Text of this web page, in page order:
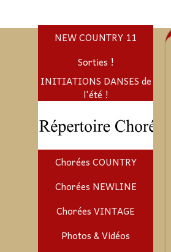
NEW COUNTRY 11
Sorties !
INITIATIONS DANSES de
l'été !
Chorées COUNTRY
Chorées NEWLINE
Chorées VINTAGE
Photos & Vidéos